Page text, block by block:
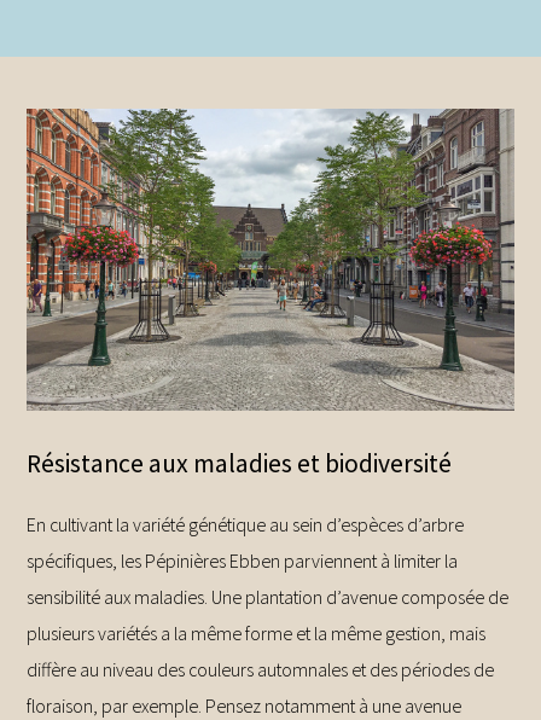
Résistance aux maladies et biodiversité
En cultivant la variété génétique au sein d’espèces d’arbre
spécifiques, les Pépinières Ebben parviennent à limiter la
sensibilité aux maladies. Une plantation d’avenue composée de
plusieurs variétés a la même forme et la même gestion, mais
diffère au niveau des couleurs automnales et des périodes de
floraison, par exemple. Pensez notamment à une avenue